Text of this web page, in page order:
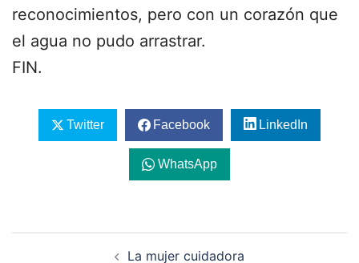
reconocimientos, pero con un corazón que
el agua no pudo arrastrar.
FIN.
Twitter Facebook LinkedIn
WhatsApp
La mujer cuidadora